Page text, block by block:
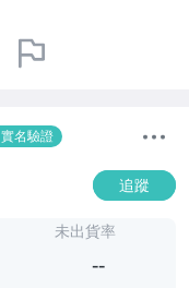
實名驗證
追蹤
未出貨率
--